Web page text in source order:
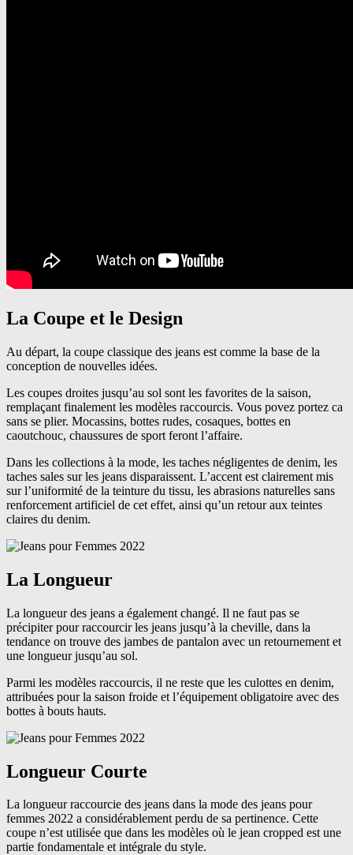
La Coupe et le Design
Au départ, la coupe classique des jeans est comme la base de la
conception de nouvelles idées.
Les coupes droites jusqu’au sol sont les favorites de la saison,
remplaçant finalement les modèles raccourcis. Vous povez portez ca
sans se plier. Mocassins, bottes rudes, cosaques, bottes en
caoutchouc, chaussures de sport feront l’affaire.
Dans les collections à la mode, les taches négligentes de denim, les
taches sales sur les jeans disparaissent. L’accent est clairement mis
sur l’uniformité de la teinture du tissu, les abrasions naturelles sans
renforcement artificiel de cet effet, ainsi qu’un retour aux teintes
claires du denim.
La Longueur
La longueur des jeans a également changé. Il ne faut pas se
précipiter pour raccourcir les jeans jusqu’à la cheville, dans la
tendance on trouve des jambes de pantalon avec un retournement et
une longueur jusqu’au sol.
Parmi les modèles raccourcis, il ne reste que les culottes en denim,
attribuées pour la saison froide et l’équipement obligatoire avec des
bottes à bouts hauts.
Longueur Courte
La longueur raccourcie des jeans dans la mode des jeans pour
femmes 2022 a considérablement perdu de sa pertinence. Cette
coupe n’est utilisée que dans les modèles où le jean cropped est une
partie fondamentale et intégrale du style.